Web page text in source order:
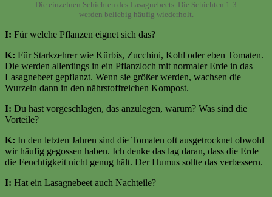
Die einzelnen Schichten des Lasagnebeets. Die Schichten 1-3
werden beliebig häufig wiederholt.
I: Für welche Pflanzen eignet sich das?
K: Für Starkzehrer wie Kürbis, Zucchini, Kohl oder eben Tomaten.
Die werden allerdings in ein Pflanzloch mit normaler Erde in das
Lasagnebeet gepflanzt. Wenn sie größer werden, wachsen die
Wurzeln dann in den nährstoffreichen Kompost.
I: Du hast vorgeschlagen, das anzulegen, warum? Was sind die
Vorteile?
K: In den letzten Jahren sind die Tomaten oft ausgetrocknet obwohl
wir häufig gegossen haben. Ich denke das lag daran, dass die Erde
die Feuchtigkeit nicht genug hält. Der Humus sollte das verbessern.
I: Hat ein Lasagnebeet auch Nachteile?